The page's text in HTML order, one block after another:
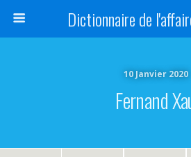
Dictionnaire de
10 Janvier 2020
Fernand